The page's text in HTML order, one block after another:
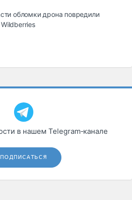
обломки дрона повредили
в нашем Telegram‑канале
ПОДПИСАТЬСЯ